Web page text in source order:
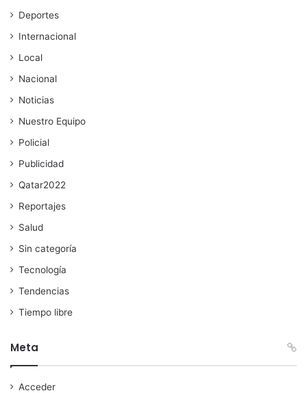
Deportes
Internacional
Local
Nacional
Noticias
Nuestro Equipo
Policial
Publicidad
Qatar2022
Reportajes
Salud
Sin categoría
Tecnología
Tendencias
Tiempo libre
Meta
Acceder